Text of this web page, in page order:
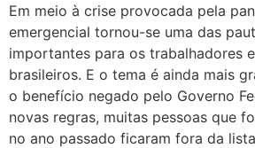
Em meio à crise provocada pela
emergencial tornou-se uma das
importantes para os trabalhadores
brasileiros. E o tema é ainda mais
o benefício negado pelo Governo
novas regras, muitas pessoas que
no ano passado ficaram fora da